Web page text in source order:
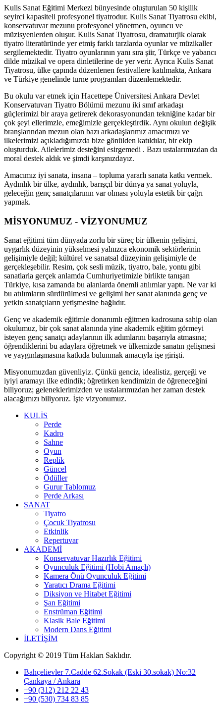
Kulis Sanat Eğitimi Merkezi bünyesinde oluşturulan 50 kişilik
seyirci kapasiteli profesyonel tiyatrodur. Kulis Sanat Tiyatrosu ekibi,
konservatuvar mezunu profesyonel yönetmen, oyuncu ve
müzisyenlerden oluşur. Kulis Sanat Tiyatrosu, dramaturjik olarak
tiyatro literatüründe yer etmiş farklı tarzlarda oyunlar ve müzikaller
sergilemektedir. Tiyatro oyunlarının yanı sıra şiir, Türkçe ve yabancı
dilde müzikal ve opera dinletilerine de yer verir. Ayrıca Kulis Sanat
Tiyatrosu, ülke çapında düzenlenen festivallere katılmakta, Ankara
ve Türkiye genelinde turne programları düzenlemektedir.
Bu okulu var etmek için Hacettepe Üniversitesi Ankara Devlet
Konservatuvarı Tiyatro Bölümü mezunu iki sınıf arkadaşı
güçlerimizi bir araya getirerek dekorasyonundan tekniğine kadar bir
çok şeyi ellerimzle, emeğimizle gerçekleştirdik. Aynı okulun değişik
branşlarından mezun olan bazı arkadaşlarımız amacımızı ve
ilkelerimizi açıkladığımızda bize gönülden katıldılar, bir ekip
oluşturduk. Ailelerimiz desteğini esirgemedi . Bazı ustalarımızdan da
moral destek aldık ve şimdi karşınızdayız.
Amacımız iyi sanata, insana – topluma yararlı sanata katkı vermek.
Aydınlık bir ülke, aydınlık, barışçıl bir dünya ya sanat yoluyla,
geleceğin genç sanatçılarının var olması yoluyla estetik bir çağrı
yapmak.
MİSYONUMUZ - VİZYONUMUZ
Sanat eğitimi tüm dünyada zorlu bir süreç bir ülkenin gelişimi,
uygarlık düzeyinin yükselmesi yalnızca ekonomik sektörlerinin
gelişimiyle değil; kültürel ve sanatsal düzeyinin gelişimiyle de
gerçekleşebilir. Resim, çok sesli müzik, tiyatro, bale, yontu gibi
sanatlarla gerçek anlamda Cumhuriyetimizle birlikte tanışan
Türkiye, kısa zamanda bu alanlarda önemli atılımlar yaptı. Ne var ki
bu atılımların sürdürülmesi ve gelişimi her sanat alanında genç ve
yetkin sanatçıların yetişmesine bağlıdır.
Genç ve akademik eğitimle donanımlı eğitmen kadrosuna sahip olan
okulumuz, bir çok sanat alanında yine akademik eğitim görmeyi
isteyen genç sanatçı adaylarının ilk adımlarını başarıyla atmasına;
öğrendiklerini bu adaylara öğretmek ve ülkemizde sanatın gelişmesi
ve yaygınlaşmasına katkıda bulunmak amacıyla işe girişti.
Misyonumuzdan güvenliyiz. Çünkü genciz, idealistiz, gerçeği ve
iyiyi aramayı ilke edindik; öğretirken kendimizin de öğreneceğini
biliyoruz; geleneklerimizden ve ustalarımızdan her zaman destek
alacağımızı biliyoruz. İşte vizyonumuz.
KULİS
Perde
Kadro
Sahne
Oyun
Replik
Güncel
Ödüller
Gurur Tablomuz
Perde Arkası
SANAT
Tiyatro
Çocuk Tiyatrosu
Etkinlik
Repertuvar
AKADEMİ
Konservatuvar Hazırlık Eğitimi
Oyunculuk Eğitimi (Hobi Amaçlı)
Kamera Önü Oyunculuk Eğitimi
Yaratıcı Drama Eğitimi
Diksiyon ve Hitabet Eğitimi
Şan Eğitimi
Enstrüman Eğitimi
Klasik Bale Eğitimi
Modern Dans Eğitimi
İLETİŞİM
Copyright © 2019 Tüm Hakları Saklıdır.
Bahçelievler 7.Cadde 62.Sokak (Eski 30.sokak) No:32
Çankaya / Ankara
+90 (312) 212 22 43
+90 (530) 734 83 85